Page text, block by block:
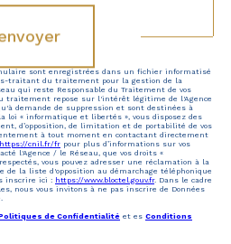
sont enregistrées dans un fichier informatisé
traitant du traitement pour la gestion de la
qui reste Responsable du Traitement de vos
traitement repose sur l'intérêt légitime de l'Agence
demande de suppression et sont destinées à
loi « informatique et libertés », vous disposez des
d’opposition, de limitation et de portabilité de vos
à tout moment en contactant directement
https://cnil.fr/fr pour plus d’informations sur vos
l'Agence / le Réseau, que vos droits «
vous pouvez adresser une réclamation à la
de la liste d'opposition au démarchage téléphonique
inscrire ici : https://www.bloctel.gouv.fr. Dans le cadre
nous vous invitons à ne pas inscrire de Données
de Confidentialité et es Conditions